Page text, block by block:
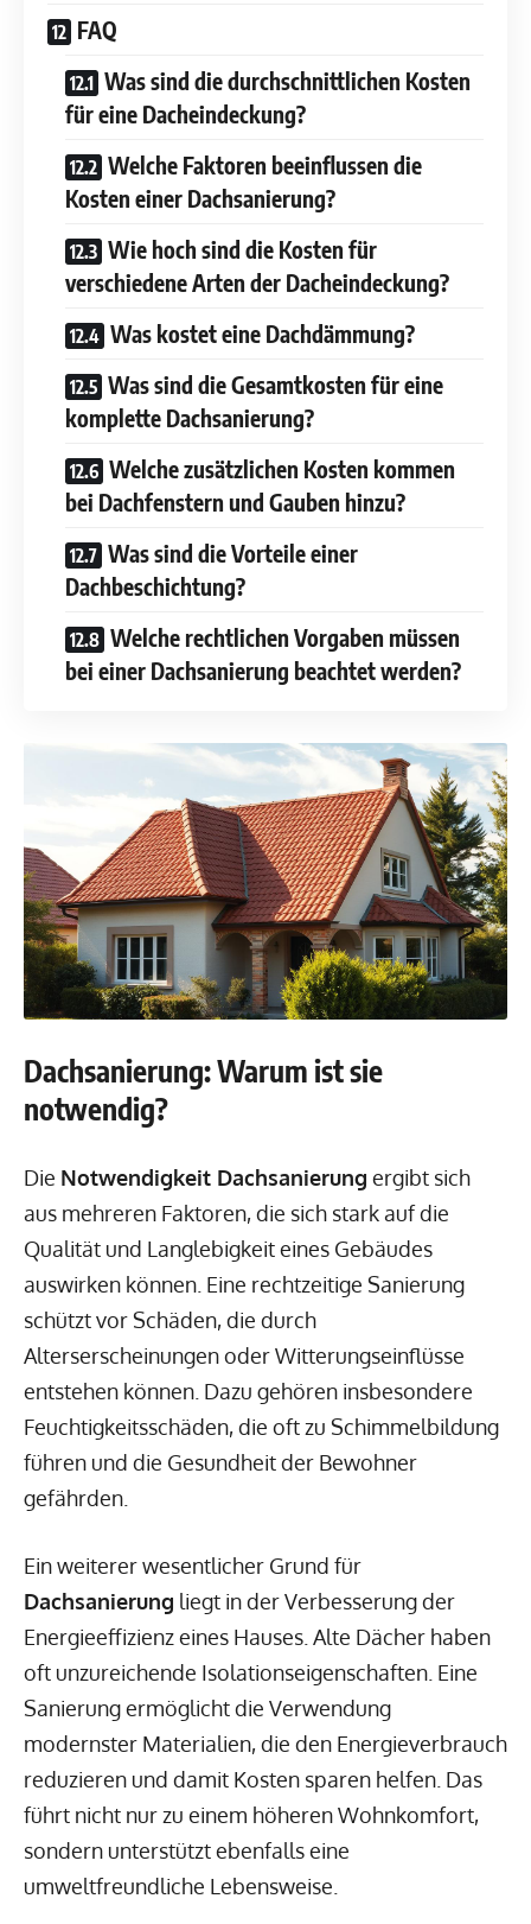
FAQ
Was sind die durchschnittlichen Kosten
für eine Dacheindeckung?
Welche Faktoren beeinflussen die
Kosten einer Dachsanierung?
Wie hoch sind die Kosten für
verschiedene Arten der Dacheindeckung?
Was kostet eine Dachdämmung?
Was sind die Gesamtkosten für eine
komplette Dachsanierung?
Welche zusätzlichen Kosten kommen
bei Dachfenstern und Gauben hinzu?
Was sind die Vorteile einer
Dachbeschichtung?
Welche rechtlichen Vorgaben müssen
bei einer Dachsanierung beachtet werden?
Dachsanierung: Warum ist sie
notwendig?
Die Notwendigkeit Dachsanierung ergibt sich
aus mehreren Faktoren, die sich stark auf die
Qualität und Langlebigkeit eines Gebäudes
auswirken können. Eine rechtzeitige Sanierung
schützt vor Schäden, die durch
Alterserscheinungen oder Witterungseinflüsse
entstehen können. Dazu gehören insbesondere
Feuchtigkeitsschäden, die oft zu Schimmelbildung
führen und die Gesundheit der Bewohner
gefährden.
Ein weiterer wesentlicher Grund für
Dachsanierung liegt in der Verbesserung der
Energieeffizienz eines Hauses. Alte Dächer haben
oft unzureichende Isolationseigenschaften. Eine
Sanierung ermöglicht die Verwendung
modernster Materialien, die den Energieverbrauch
reduzieren und damit Kosten sparen helfen. Das
führt nicht nur zu einem höheren Wohnkomfort,
sondern unterstützt ebenfalls eine
umweltfreundliche Lebensweise.